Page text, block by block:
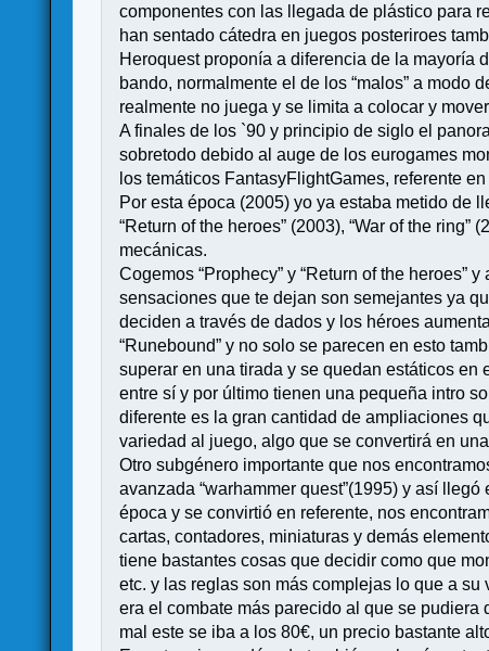
componentes con las llegada de plástico para
han sentado cátedra en juegos posteriroes
Heroquest proponía a diferencia de la mayoría
bando, normalmente el de los “malos” a modo
realmente no juega y se limita a colocar y
A finales de los `90 y principio de siglo el
sobretodo debido al auge de los eurogames
los temáticos FantasyFlightGames, referente
Por esta época (2005) yo ya estaba metido de
“Return of the heroes” (2003), “War of the
mecánicas.
Cogemos “Prophecy” y “Return of the
sensaciones que te dejan son semejantes ya
deciden a través de dados y los héroes
“Runebound” y no solo se parecen en esto
superar en una tirada y se quedan estáticos
entre sí y por último tienen una pequeña intro
diferente es la gran cantidad de ampliaciones
variedad al juego, algo que se convertirá en
Otro subgénero importante que nos
avanzada “warhammer quest”(1995) y así
época y se convirtió en referente, nos
cartas, contadores, miniaturas y demás
tiene bastantes cosas que decidir como que
etc. y las reglas son más complejas lo que a
era el combate más parecido al que se
mal este se iba a los 80€, un precio bastante